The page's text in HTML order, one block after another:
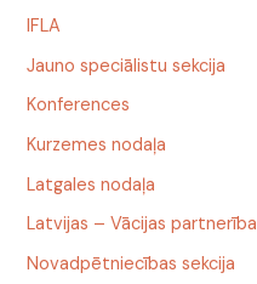
IFLA
Jauno speciālistu sekcija
Konferences
Kurzemes nodaļa
Latgales nodaļa
Latvijas – Vācijas partnerība
Novadpētniecības sekcija